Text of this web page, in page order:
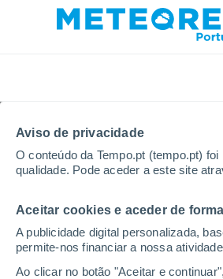
Aviso de privacidade
O conteúdo da Tempo.pt (tempo.pt)
qualidade. Pode aceder a este site
Aceitar cookies e aceder de
A publicidade digital personalizada,
permite-nos financiar a nossa
Ao clicar no botão "Aceitar e
Início Reino Unido
Tempo para